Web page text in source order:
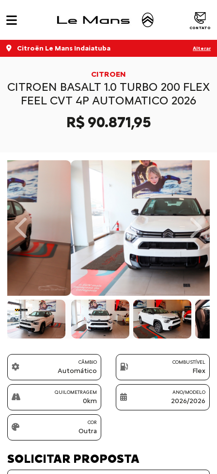
CONTATO
Citroën Le Mans Indaiatuba Alterar
CITROEN
CITROEN BASALT 1.0 TURBO 200 FLEX
FEEL CVT 4P AUTOMATICO 2026
R$ 90.871,95
Previous Next
CÂMBIO
Automático
COMBUSTÍVEL
Flex
QUILOMETRAGEM
0km
ANO/MODELO
2026/2026
COR
Outra
SOLICITAR PROPOSTA